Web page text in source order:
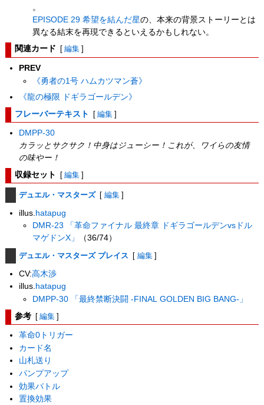
。
EPISODE 29 希望を結んだ星の、本来の背景ストーリーとは
異なる結末を再現できるといえるかもしれない。
関連カード [ 編集 ]
PREV
《勇者の1号 ハムカツマン蒼》
《龍の極限 ドギラゴールデン》
フレーバーテキスト [ 編集 ]
DMPP-30
カラッとサクサク！中身はジューシー！これが、ワイらの友情
の味やー！
収録セット [ 編集 ]
デュエル・マスターズ [ 編集 ]
illus. hatapug
DMR-23 「革命ファイナル 最終章 ドギラゴールデンvsドル
マゲドンX」
（36/74）
デュエル・マスターズ プレイス
[ 編集 ]
CV:高木渉
illus. hatapug
DMPP-30 「最終禁断決闘 -FINAL GOLDEN BIG BANG-」
参考 [ 編集 ]
革命0トリガー
カード名
山札送り
パンプアップ
効果バトル
置換効果